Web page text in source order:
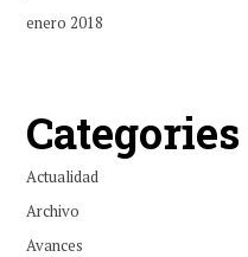
enero 2018
Categories
Actualidad
Archivo
Avances